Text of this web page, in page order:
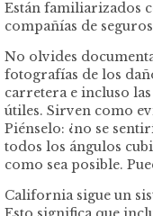
Están familiarizados
compañías de
No olvides
fotografías de los
carretera e incluso
útiles. Sirven como
Piénselo: ¿no se
todos los ángulos
como sea posible.
California sigue un